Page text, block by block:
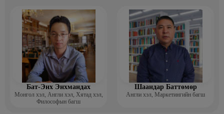
Бат-Энх Энхмандах
Монгол хэл, Англи хэл, Хятад хэл,
Философын багш
Шаандар Баттөмөр
Англи хэл, Маркетингийн багш